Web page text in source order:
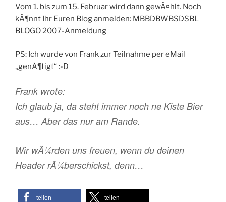
Vom 1. bis zum 15. Februar wird dann gewÃ¤hlt. Noch
kÃ¶nnt Ihr Euren Blog anmelden: MBBDBWBSDSBL
BLOGO 2007-Anmeldung
PS: Ich wurde von Frank zur Teilnahme per eMail
„genÃ¶tigt“ :-D
Frank wrote:
Ich glaub ja, da steht immer noch ne Kiste Bier
aus… Aber das nur am Rande.
Wir wÃ¼rden uns freuen, wenn du deinen
Header rÃ¼berschickst, denn…
teilen teilen